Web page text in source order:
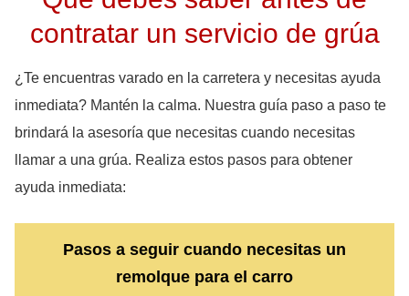
contratar un servicio de grúa
¿Te encuentras varado en la carretera y necesitas ayuda
inmediata? Mantén la calma. Nuestra guía paso a paso te
brindará la asesoría que necesitas cuando necesitas
llamar a una grúa. Realiza estos pasos para obtener
ayuda inmediata:
Pasos a seguir cuando necesitas un
remolque para el carro